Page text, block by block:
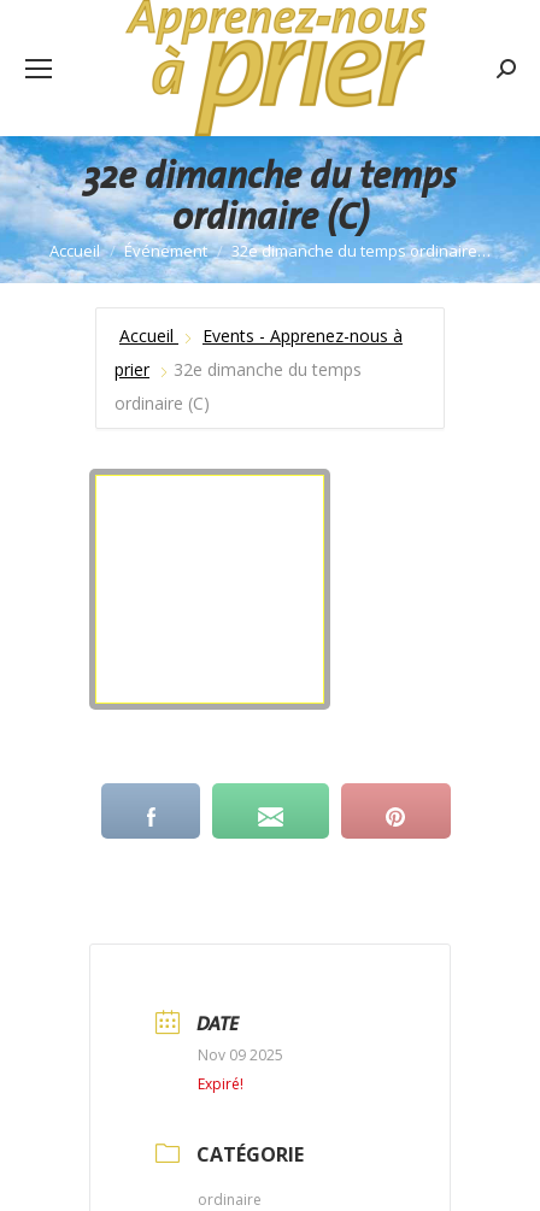
32e dimanche du temps
ordinaire (C)
Vous êtes ici :
Accueil Événement 32e dimanche du temps ordinaire…
Accueil
Events - Apprenez-nous à
prier
32e dimanche du temps
ordinaire (C)
DATE
Nov 09 2025
Expiré!
CATÉGORIE
ordinaire